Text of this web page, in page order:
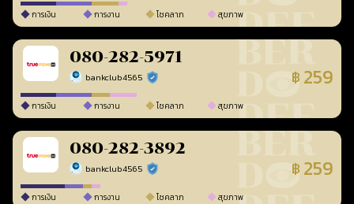
การเงิน การงาน โชคลาภ สุขภาพ
080-282-5971
bankclub4565 ร้านยืนยันแล้ว ฿ 259
การเงิน การงาน โชคลาภ สุขภาพ
080-282-3892
bankclub4565 ร้านยืนยันแล้ว ฿ 259
การเงิน การงาน โชคลาภ สุขภาพ